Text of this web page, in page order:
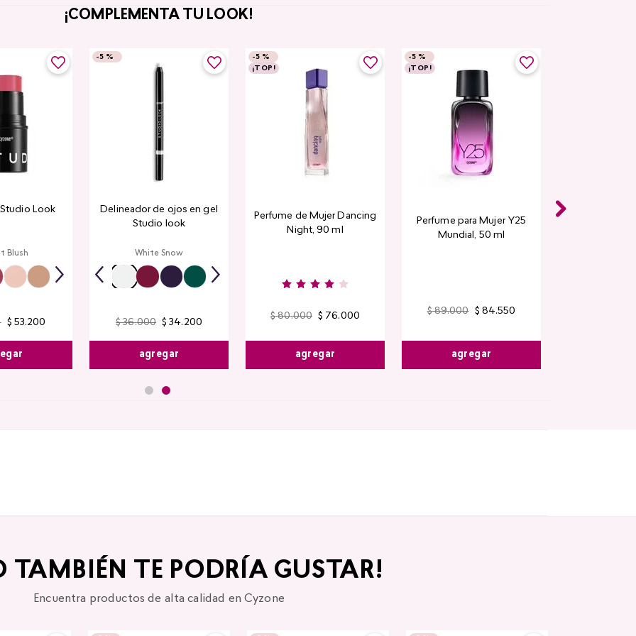
¡COMPLEMENTA TU LOOK!
Look
Blush
$ 53.200
-5 %
Delineador de ojos en gel
Studio look
White Snow
$ 36.000 $ 34. 200
agregar
-5 %
¡TOP!
Perfume de Mujer Dancing
Night, 90 ml
$ 80.000 $ 76.000
agregar
-5 %
¡TOP!
Perfume para Mujer Y25
Mundial​, 50 ml
$ 89.000 $ 84.550
agregar
TAMBIÉN TE PODRÍA GUSTAR!
Encuentra productos de alta calidad en Cyzone